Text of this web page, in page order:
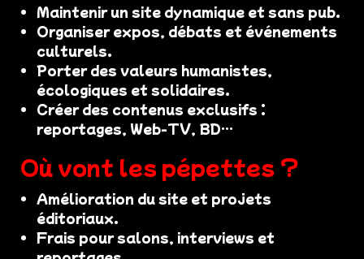
Maintenir un site dynamique et sans pub.
Organiser expos, débats et événements
culturels.
Porter des valeurs humanistes,
écologiques et solidaires.
Créer des contenus exclusifs :
reportages, Web-TV, BD…
Où vont les pépettes ?
Amélioration du site et projets
éditoriaux.
Frais pour salons, interviews et